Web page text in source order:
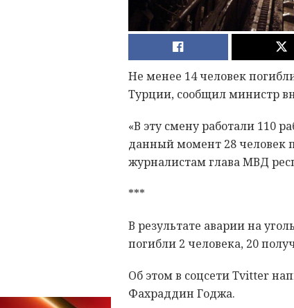
Не менее 14 человек
Турции, сообщил министр
«В эту смену работали 110
данный момент 28 человек
журналистам глава МВД
***
В результате аварии на
погибли 2 человека, 20
Об этом в соцсети Tvitter
Фахраддин Годжа.